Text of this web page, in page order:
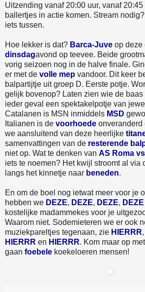
Uitzending vanaf 20:00 uur, vanaf
ballertjes in actie komen. Stream
iets tussen.
Hoe lekker is dat? Barca-Juve op deze
dinsdagavond op teevee. Beide
vorig seizoen nog in de halve finale.
er met de volle mep vandoor. Dit keer
balpartijtje uit groep D. Eerste potje.
gelijk bovenop? Laten zien wie de baas
ieder geval een spektakelpotje van
Catalanen is MSN inmiddels MSD
Italianen is de voorhoede onveranderd
we aansluitend van deze heerlijke
samenvattingen van de resterende
niet op. Wat te denken van AS Roma
iets te noemen? Het kwijl stroomt al via
langs het kinnetje naar beneden.
En om de boel nog ietwat meer voor je
hebben we DEZE, DEZE, DEZE, DEZE
kostelijke madammekes voor je
Waarom niet. Sodemieteren we er ook
muziekpareltjes tegenaan, zie HIERRR,
HIERRR en HIERRR. Kom maar op
gaan foebele koekeloeren mensen!